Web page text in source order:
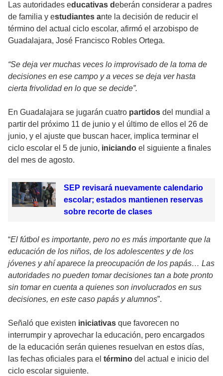
Las autoridades educativas deberán considerar a padres
de familia y estudiantes ante la decisión de reducir el
término del actual ciclo escolar, afirmó el arzobispo de
Guadalajara, José Francisco Robles Ortega.
“Se deja ver muchas veces lo improvisado de la toma de
decisiones en ese campo y a veces se deja ver hasta
cierta frivolidad en lo que se decide”.
En Guadalajara se jugarán cuatro partidos del mundial a
partir del próximo 11 de junio y el último de ellos el 26 de
junio, y el ajuste que buscan hacer, implica terminar el
ciclo escolar el 5 de junio, iniciando el siguiente a finales
del mes de agosto.
SEP revisará nuevamente calendario
escolar; estados mantienen reservas
sobre recorte de clases
“El fútbol es importante, pero no es más importante que la
educación de los niños, de los adolescentes y de los
jóvenes y ahí aparece la preocupación de los papás… Las
autoridades no pueden tomar decisiones tan a bote pronto
sin tomar en cuenta a quienes son involucrados en sus
decisiones, en este caso papás y alumnos”.
Señaló que existen iniciativas que favorecen no
interrumpir y aprovechar la educación, pero encargados
de la educación serán quienes resuelvan en estos días,
las fechas oficiales para el término del actual e inicio del
ciclo escolar siguiente.